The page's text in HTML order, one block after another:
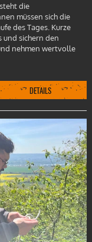
die
müssen sich die
des Tages. Kurze
und sichern den
nehmen wertvolle
DETAILS